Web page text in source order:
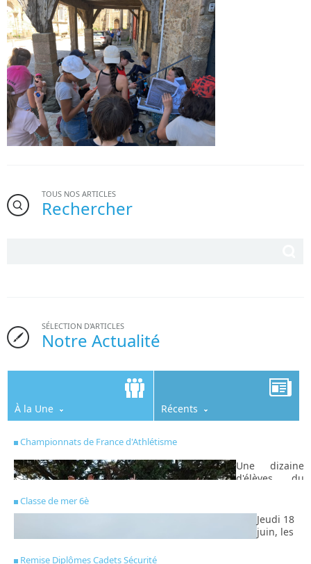
TOUS NOS ARTICLES
Rechercher
SÉLECTION D'ARTICLES
Notre Actualité
À la Une Récents
Championnats de France d'Athlétisme
Une dizaine
d'élèves du
qualifiés pour
participer au
championnat
Classe de mer 6è
Jeudi 18
juin, les
Remise Diplômes Cadets Sécurité